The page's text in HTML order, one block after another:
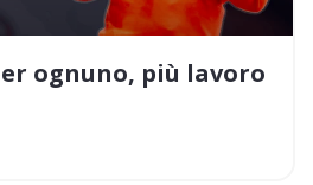
ognuno, più lavoro